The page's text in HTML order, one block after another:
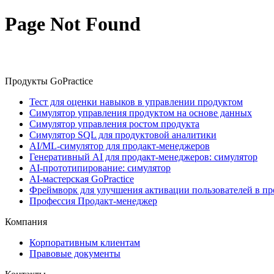
Page Not Found
Продукты GoPractice
Тест для оценки навыков в управлении продуктом
Симулятор управления продуктом на основе данных
Симулятор управления ростом продукта
Симулятор SQL для продуктовой аналитики
AI/ML-симулятор для продакт-менеджеров
Генеративный AI для продакт-менеджеров: симулятор
AI-прототипирование: симулятор
AI-мастерская GoPractice
Фреймворк для улучшения активации пользователей в
Профессия Продакт-менеджер
Компания
Корпоративным клиентам
Правовые документы